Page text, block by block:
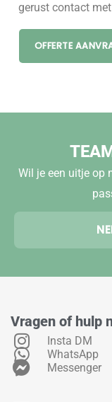
gerust contact
OFFERTE
Wil je een uitje op
Vragen of hulp
Insta DM
WhatsApp
Messenger